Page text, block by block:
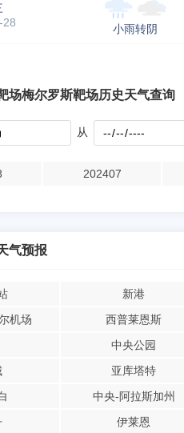
28
小雨转阴
场梅尔罗斯靶场历史天气查询
从
202407
气预报
新港
机场
西普莱恩斯
中央公园
亚库塔特
中央-阿拉斯加州
伊莱恩